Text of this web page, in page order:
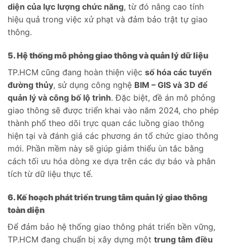
diện của lực lượng chức năng, từ đó nâng cao tính
hiệu quả trong việc xử phạt và đảm bảo trật tự giao
thông.
5. Hệ thống mô phỏng giao thông và quản lý dữ liệu
TP.HCM cũng đang hoàn thiện việc số hóa các tuyến
đường thủy, sử dụng công nghệ BIM – GIS và 3D để
quản lý và công bố lộ trình. Đặc biệt, đề án mô phỏng
giao thông sẽ được triển khai vào năm 2024, cho phép
thành phố theo dõi trực quan các luồng giao thông
hiện tại và đánh giá các phương án tổ chức giao thông
mới. Phần mềm này sẽ giúp giảm thiểu ùn tắc bằng
cách tối ưu hóa dòng xe dựa trên các dự báo và phân
tích từ dữ liệu thực tế.
6. Kế hoạch phát triển trung tâm quản lý giao thông
toàn diện
Để đảm bảo hệ thống giao thông phát triển bền vững,
TP.HCM đang chuẩn bị xây dựng một trung tâm điều